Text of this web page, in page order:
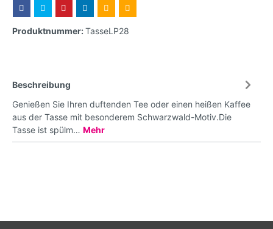
Produktnummer:TasseLP28
Beschreibung
Genießen Sie Ihren duftenden Tee oder einen heißen Kaffee
aus der Tasse mit besonderem Schwarzwald-Motiv.Die
Tasse ist spülm… Mehr